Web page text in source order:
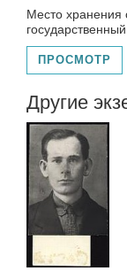
Место хранения
ПРОСМОТР
Другие